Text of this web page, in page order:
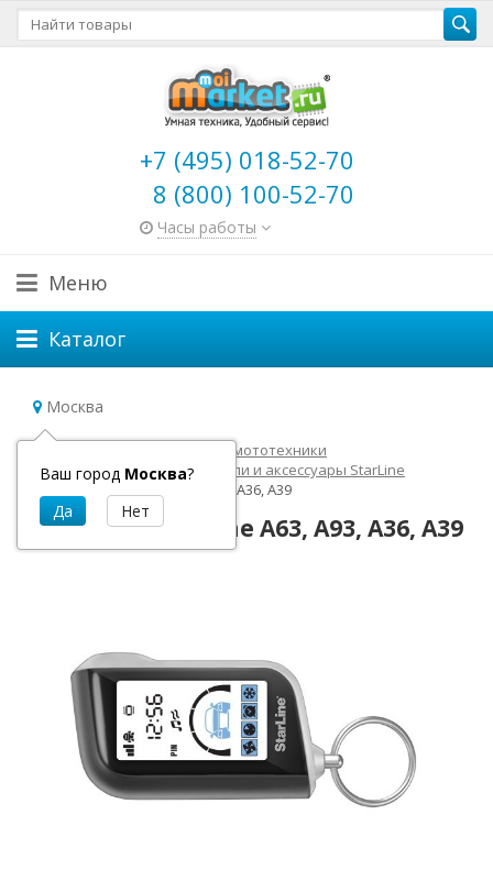
+7 (495) 018-52-70
8 (800) 100-52-70
Часы работы
Меню
Каталог
Москва
Ваш город Москва?
Главная
Товары для авто и мототехники
Автосигнализации
Модули и аксессуары StarLine
ЖК Брелок StarLine A63, A93, A36, A39
ЖК Брелок StarLine A63, A93, A36, A39